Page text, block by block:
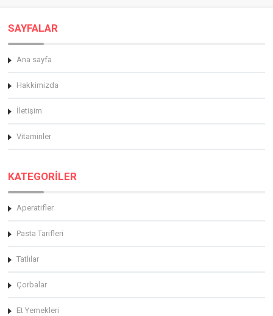
SAYFALAR
Ana sayfa
Hakkimizda
İletişim
Vitaminler
KATEGORİLER
Aperatifler
Pasta Tarifleri
Tatlılar
Çorbalar
Et Yemekleri